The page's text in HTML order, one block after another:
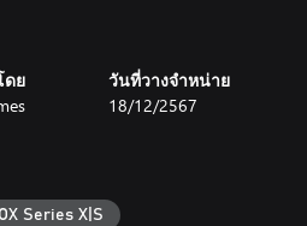
ดย วันที่วางจำหน่าย
18/12/2567
Series X|S